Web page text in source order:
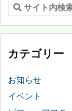
カテゴリー
お知らせ
イベント